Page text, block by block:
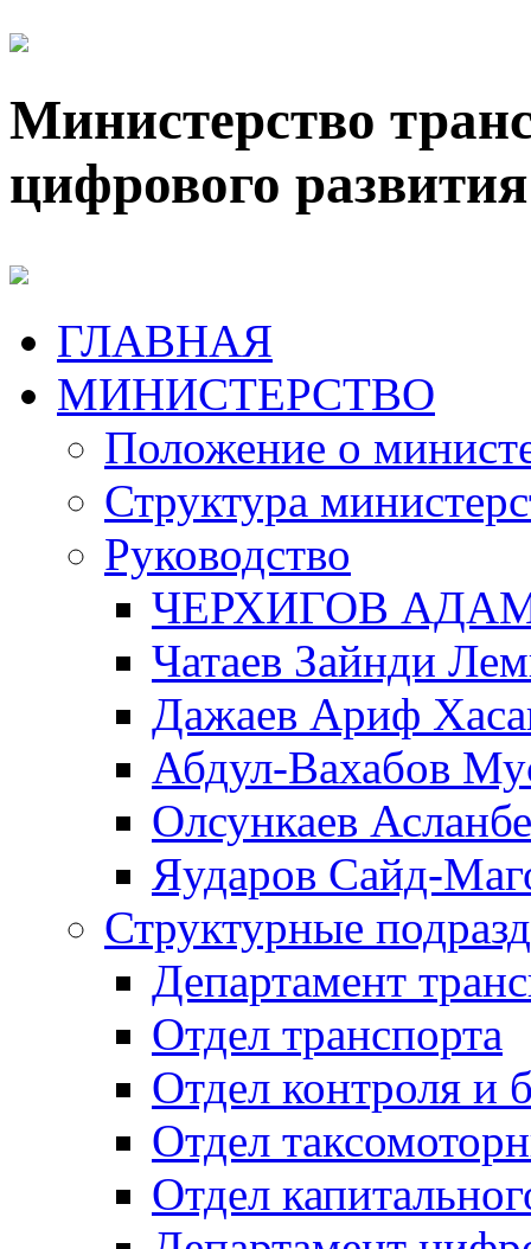
Министерство
цифрового
ГЛАВНАЯ
МИНИСТЕРСТВО
Положение о
Структура
Руководство
ЧЕРХИГОВ
Чатаев Зайнди
Дажаев Ариф
Абдул-Вахабов
Олсункаев
Яударов Сайд-
Структурные
Департамент
Отдел транспорта
Отдел контроля и
Отдел
Отдел